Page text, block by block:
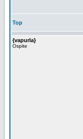
Top
{vapurla}
Ospite